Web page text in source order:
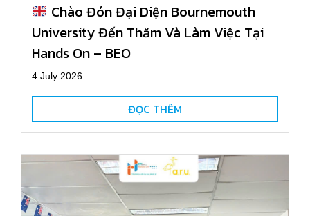
Chào Đón Đại Diện Bournemouth
University Đến Thăm Và Làm Việc Tại
Hands On – BEO
4 July 2026
ĐỌC THÊM